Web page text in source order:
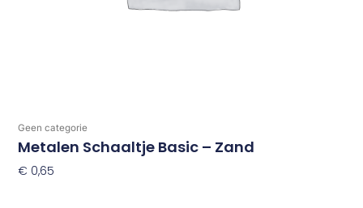
Geen categorie
Metalen Schaaltje Basic – Zand
€ 0,65